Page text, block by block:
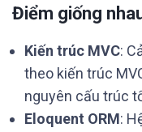
Điểm giống
Kiến trúc MVC:
theo kiến trúc
nguyên cấu trúc
Eloquent ORM: